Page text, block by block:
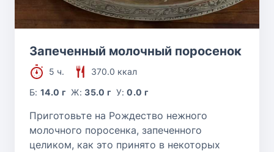
Запеченный молочный поросенок
5 ч.
370.0 ккал
Б:14.0 г Ж:35.0 г У:0.0 г
Приготовьте на Рождество нежного
молочного поросенка, запеченного
целиком, как это принято в некоторых